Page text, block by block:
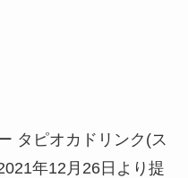
タピオカドリンク(ス
年12月26日より提